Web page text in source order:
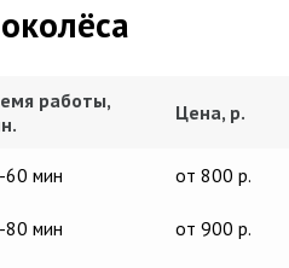
работы,
Цена, р.
60 мин от 800 р.
80 мин от 900 р.